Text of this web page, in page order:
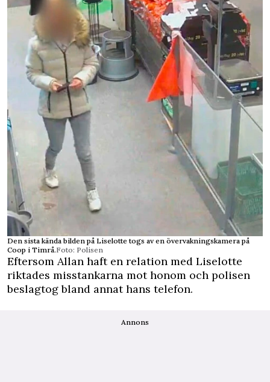
Den sista kända bilden på Liselotte togs av en övervakningskamera på
Coop i Timrå.Foto: Polisen
Eftersom Allan haft en relation med Liselotte
riktades misstankarna mot honom och polisen
beslagtog bland annat hans ­telefon.
Annons